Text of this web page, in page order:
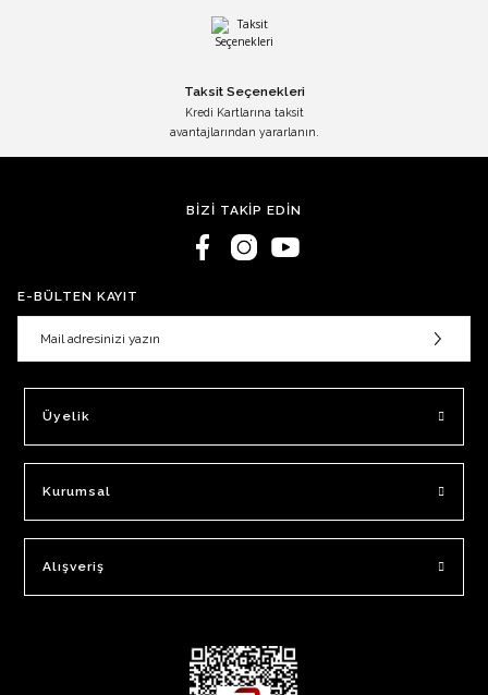
Taksit Seçenekleri
Kredi Kartlarına taksit
avantajlarından yararlanın.
BİZİ TAKİP EDİN
E-BÜLTEN KAYIT
Üyelik
Kurumsal
Alışveriş